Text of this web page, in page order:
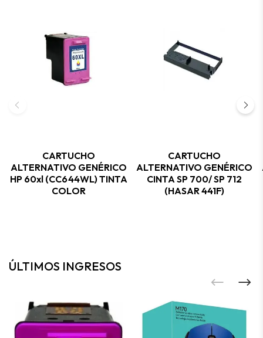
CARTUCHO
ALTERNATIVO GENÉRICO
HP 60xl (CC644WL) TINTA
COLOR
CARTUCHO
ALTERNATIVO GENÉRICO
CINTA SP 700/ SP 712
(HASAR 441F)
ÚLTIMOS INGRESOS